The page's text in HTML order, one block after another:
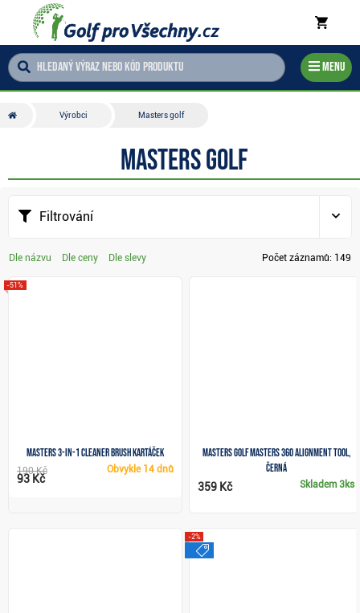
Menu
Výrobci Masters golf
Masters golf
Filtrování
Dle názvu Dle ceny Dle slevy Počet záznamů: 149
Masters 3-in-1 Cleaner Brush kartáček
-51%
Obvykle 14 dnů
190 Kč
93 Kč
Masters Golf Masters 360 Alignment Tool,
černá
Skladem3ks
359 Kč
-2%